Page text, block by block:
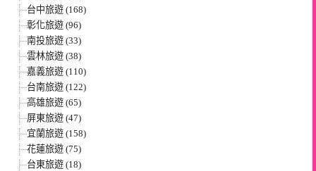
台中旅遊 (168)
彰化旅遊 (96)
南投旅遊 (33)
雲林旅遊 (38)
嘉義旅遊 (110)
台南旅遊 (122)
高雄旅遊 (65)
屏東旅遊 (47)
宜蘭旅遊 (158)
花蓮旅遊 (75)
台東旅遊 (18)